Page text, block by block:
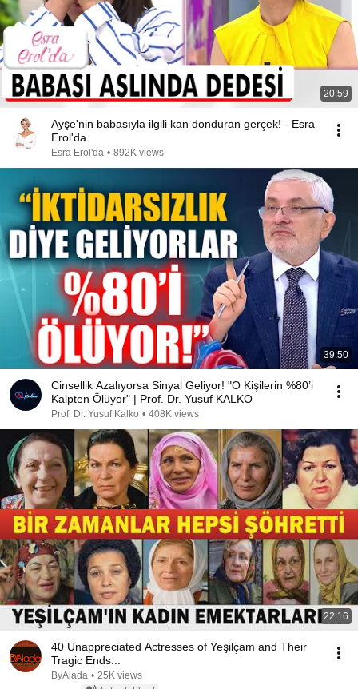
20:59
Ayşe'nin babasıyla ilgili kan donduran gerçek! - Esra
Erol'da
Esra Erol'da • 892K views
39:50
Cinsellik Azalıyorsa Sinyal Geliyor! "O Kişilerin %80’i
Kalpten Ölüyor" | Prof. Dr. Yusuf KALKO
Prof. Dr. Yusuf Kalko • 408K views
22:16
40 Unappreciated Actresses of Yeşilçam and Their
Tragic Ends...
ByAlada • 25K views